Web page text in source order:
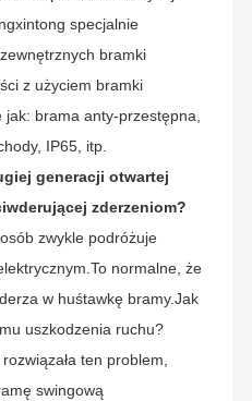
specjalnie
bramki
z użyciem bramki
jak: brama anty-przestępna,
IP65, itp.
generacji otwartej
zderzeniom?
zwykle podróżuje
normalne, że
w huśtawkę bramy.Jak
uszkodzenia ruchu?
ten problem,
swingową